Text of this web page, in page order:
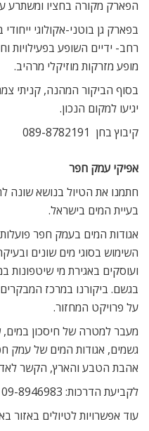
הפארק מקורה בחציו ומשתרע על כ-40
בפארק גן בוטני-אקולוגי
רחב- ידיים השופע בפעילויות
מופע מזרקות מוזיקלי מרהיב.
בסוף הביקור המהנה, קניתי
יגיעו למקום הנכון.
קיבוץ בחן  089-8782191
אפיקי עמק חפר
חתמנו את הטיול בנושא שונה
בעיית המים בישראל.
אגודות המים בעמק חפר
השימוש בסוגי מים שונים
ועוסקים באגירת מי
בגשם. ביקורנו במרכז
על פרויקט המחזור.
מעבר למטרה של חיסכון במים,
גשמים, אגודות המים של עמק
אהבת הטבע והארץ, הקשר
לקביעת הדרכות: 09-8946983
עוד אפשרויות לטיולים באזור